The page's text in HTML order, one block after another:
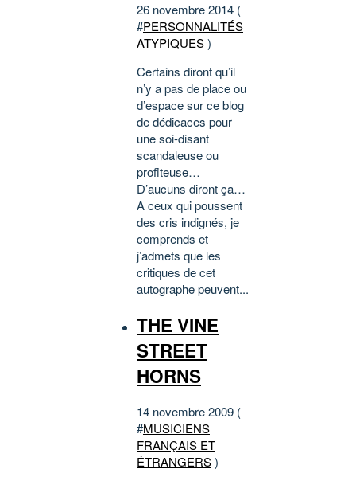
26 novembre 2014 (
#PERSONNALITÉS
ATYPIQUES)
Certains diront qu’il
n’y a pas de place ou
d’espace sur ce blog
de dédicaces pour
une soi-disant
scandaleuse ou
profiteuse…
D’aucuns diront ça…
A ceux qui poussent
des cris indignés, je
comprends et
j’admets que les
critiques de cet
autographe peuvent...
THE VINE
STREET
HORNS
14 novembre 2009 (
#MUSICIENS
FRANÇAIS ET
ÉTRANGERS)